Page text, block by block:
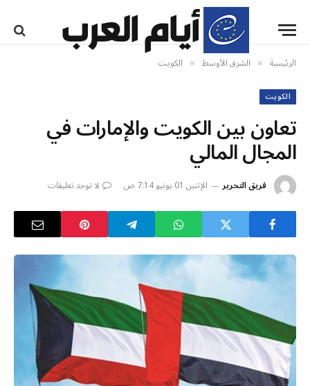
الرئيسية » الشرق الأوسط » الكويت
الكويت
تعاون بين الكويت والإمارات في
المجال المالي
فريق التحرير الإثنين 01 يونيو 7:14 ص لا توجد تعليقات